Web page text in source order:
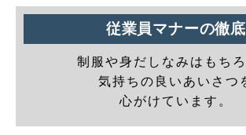
従業員マナーの徹底
制服や身だしなみはもちろ
気持ちの良いあいさつ
心がけています。